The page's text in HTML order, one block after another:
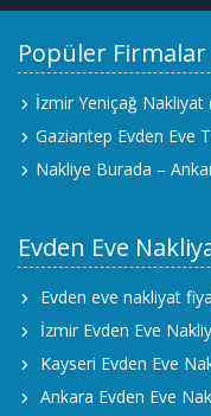
Popüler Firmalar
İzmir Yeniçağ Nakliyat
Gaziantep Evden Eve
Nakliye Burada –
Evden Eve
Evden eve nakliyat
İzmir Evden Eve
Kayseri Evden Eve
Ankara Evden Eve